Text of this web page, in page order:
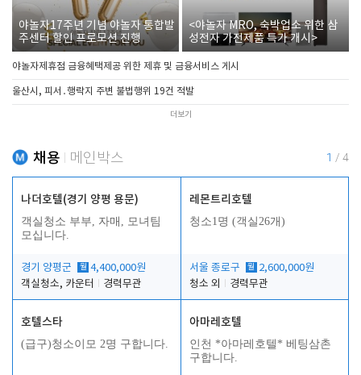
야놀자17주년 기념 야놀자 통합발
주센터 할인 프로모션 진행
<야놀자 MRO, 숙박업소 위한 삼
성전자 가전제품 특가 개시>
야놀자제휴점 금융혜택제공 위한 제휴 및 금융서비스 게시
울산시, 피서․행락지 주변 불법행위 19건 적발
더보기
채용 메인박스 1 / 4
나더호텔(경기 양평 용문)
객실청소 부부, 자매, 모녀팀
모십니다.
경기 양평군 월 4,400,000원
객실청소, 카운터
경력무관
레몬트리호텔
청소1명 (객실26개)
서울 종로구 월 2,600,000원
청소 외
경력무관
호텔스타
(급구)청소이모 2명 구합니다.
아마레호텔
인천 *아마레호텔* 베팅삼촌
구합니다.